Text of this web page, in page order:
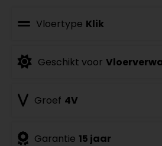
Vloertype Klik
Geschikt voor
Groef 4V
Garantie 15 jaar